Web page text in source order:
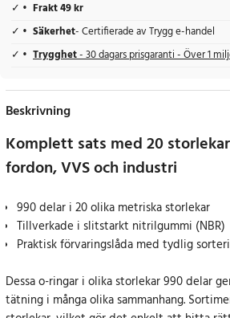
Frakt 49 kr
Säkerhet- Certifierade av Trygg e-handel
Trygghet- 30 dagars prisgaranti - Över 1
Beskrivning
Komplett sats med 20
fordon, VVS och industri
990 delar i 20 olika metriska storlekar
Tillverkade i slitstarkt nitrilgummi (NBR)
Praktisk förvaringslåda med tydlig
Dessa o-ringar i olika storlekar 990 delar
tätning i många olika sammanhang.